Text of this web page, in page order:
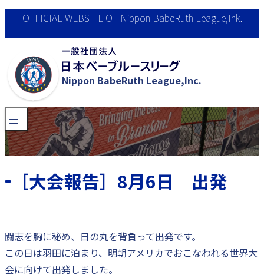
OFFICIAL WEBSITE OF Nippon BabeRuth League,Ink.
Nippon BabeRuth League,Inc.
法人概要
活動内容
会員募集
お問合せ
閉じる
2026募集要項
［大会報告］8月6日 出発
闘志を胸に秘め、日の丸を背負って出発です。
この日は羽田に泊まり、明朝アメリカでおこなわれる世界大
会に向けて出発しました。